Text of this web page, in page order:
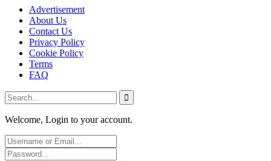
Advertisement
About Us
Contact Us
Privacy Policy
Cookie Policy
Terms
FAQ
Welcome, Login to your account.